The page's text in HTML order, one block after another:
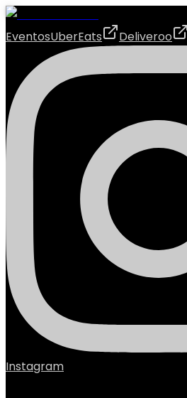
EventosUberEats Deliveroo
Instagram